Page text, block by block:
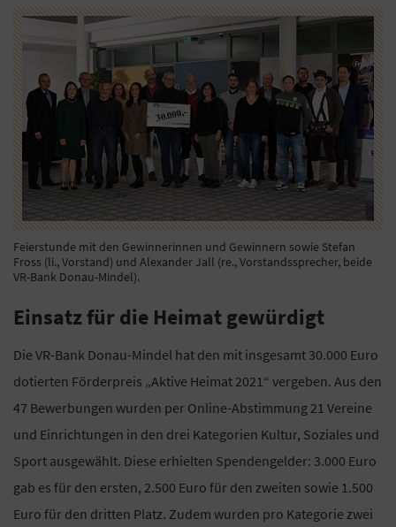
Feierstunde mit den Gewinnerinnen und Gewinnern sowie Stefan
Fross (li., Vorstand) und Alexander Jall (re., Vorstandssprecher, beide
VR-Bank Donau-Mindel).
Einsatz für die Heimat gewürdigt
Die VR-Bank Donau-Mindel hat den mit insgesamt 30.000 Euro
dotierten Förderpreis „Aktive Heimat 2021“ vergeben. Aus den
47 Bewerbungen wurden per Online-Abstimmung 21 Vereine
und Einrichtungen in den drei Kategorien Kultur, Soziales und
Sport ausgewählt. Diese erhielten Spendengelder: 3.000 Euro
gab es für den ersten, 2.500 Euro für den zweiten sowie 1.500
Euro für den dritten Platz. Zudem wurden pro Kategorie zwei